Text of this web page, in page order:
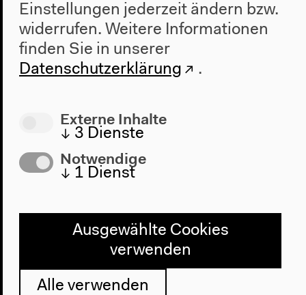
Goldberg
Englische Originalversion
Diskussion, 17.03.2018
Einstellungen jederzeit ändern bzw.
widerrufen. Weitere Informationen
finden Sie in unserer
Datenschutzerklärung
.
Externe Inhalte
↓ 3 Dienste
Notwendige
↓ 1 Dienst
Ausgewählte Cookies
verwenden
Alle verwenden